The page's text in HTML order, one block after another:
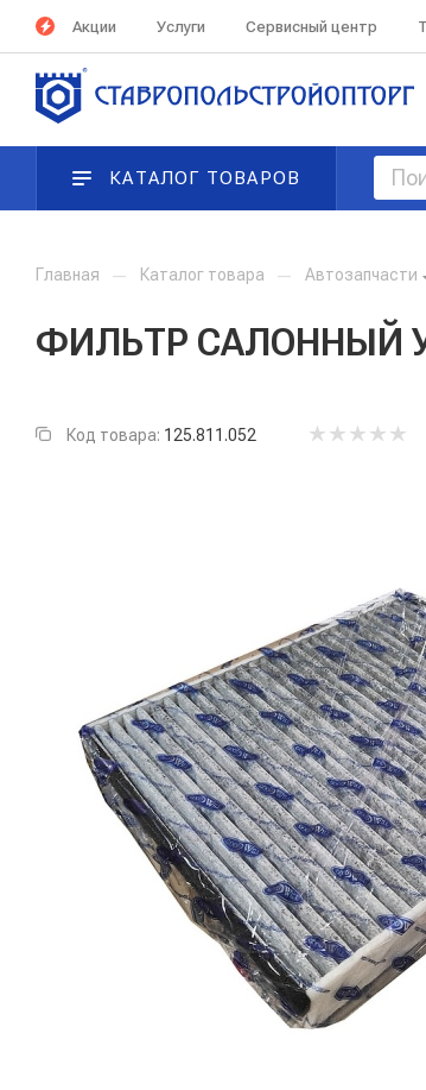
Акции Услуги Сервисный центр
КАТАЛОГ ТОВАРОВ
Главная — Каталог товара — Автозапчасти
ФИЛЬТР САЛОННЫЙ
Код товара: 125.811.052